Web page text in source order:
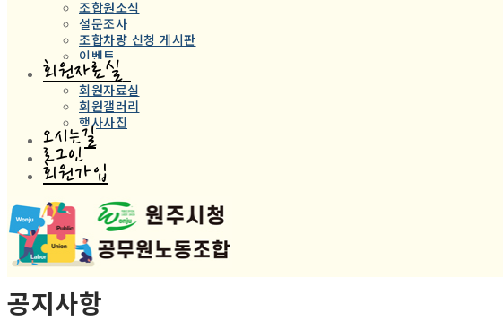
조합원소식
설문조사
조합차량 신청 게시판
이벤트
회원자료실
회원자료실
회원갤러리
행사사진
오시는길
로그인
회원가입
공지사항